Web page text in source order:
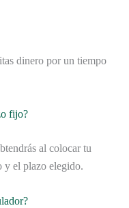
dinero por un tiempo
fijo?
al colocar tu
y el plazo elegido.